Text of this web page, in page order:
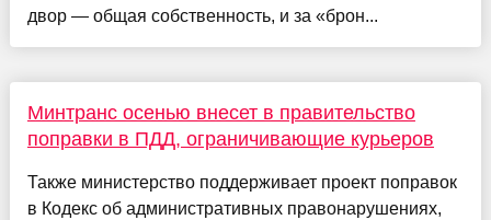
двор — общая собственность, и за «брон...
Минтранс осенью внесет в правительство
поправки в ПДД, ограничивающие курьеров
Также министерство поддерживает проект поправок
в Кодекс об административных правонарушениях,